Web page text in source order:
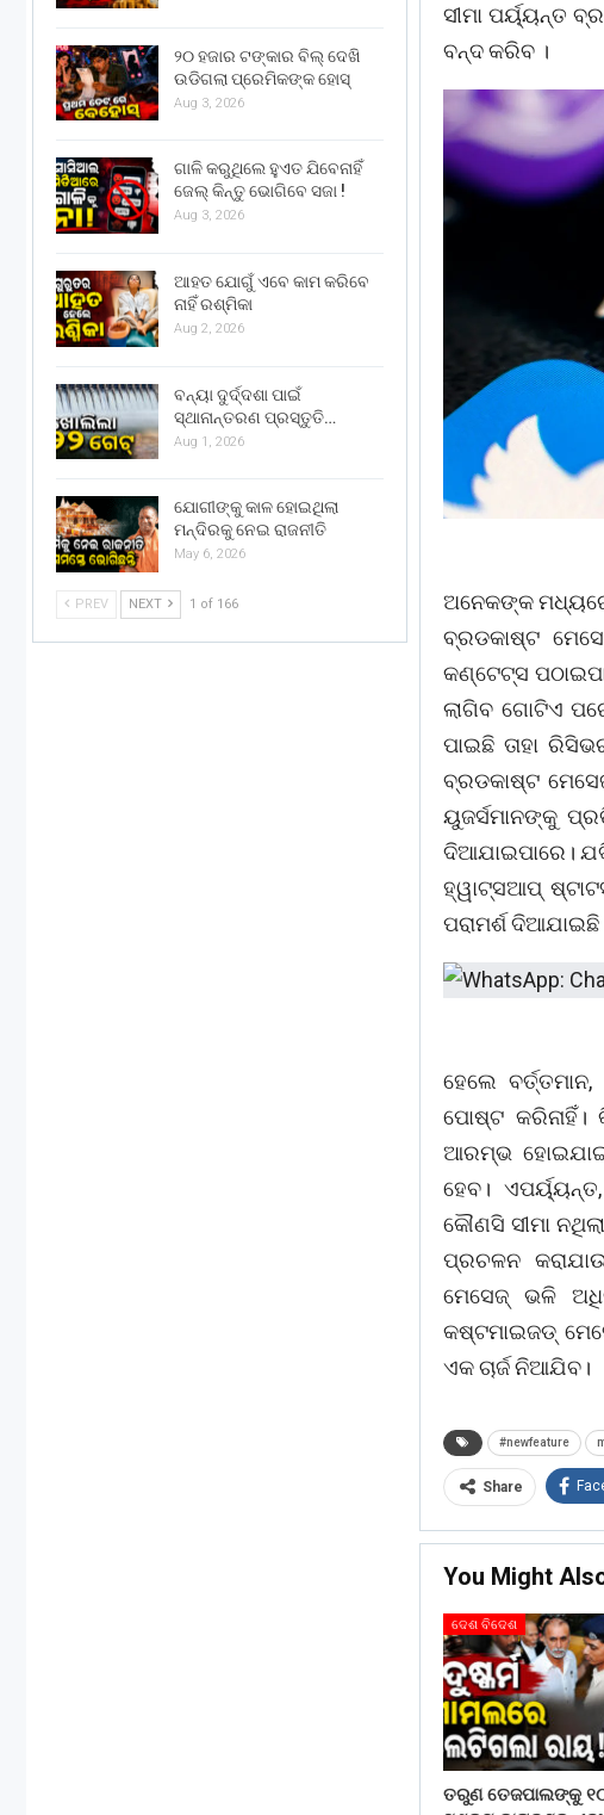
ସୀମା ପର୍ୟ୍ୟନ୍ତ
ବନ୍ଦ କରିବ ।
ଅନେକଙ୍କ
ବ୍ରଡକାଷ୍ଟ
କଣ୍ଟେଟ୍ସ
ଲାଗିବ ଗୋଟିଏ
ପାଇଛି ତାହା
ବ୍ରଡକାଷ୍ଟ
ୟୁଜର୍ସମାନଙ୍କୁ
ଦିଆଯାଇପାରେ।
ହ୍ୱାଟ୍ସଆପ୍
ପରାମର୍ଶ
ହେଲେ
ପୋଷ୍ଟ କରିନାହିଁ।
ଆରମ୍ଭ
ହେବ।
କୌଣସି ସୀମା
ପ୍ରଚଳନ
ମେସେଜ୍ ଭଳି
କଷ୍ଟମାଇଜଡ୍
ଏକ ଚାର୍ଜ ନିଆଯିବ।
#newfeature
Share
You Might
ଦେଶ ବିଦେଶ
ତରୁଣ ତେଜପାଲଙ୍କୁ ୧୦
୨୦ ହଜାର ଟଙ୍କାର ବିଲ୍ ଦେଖି
ଉଡିଗଲା ପ୍ରେମିକଙ୍କ ହୋସ୍
Aug 3, 2026
ଗାଳି କରୁଥିଲେ ହୁଏତ ଯିବେନାହିଁ
ଜେଲ୍ କିନ୍ତୁ ଭୋଗିବେ ସଜା !
Aug 3, 2026
ଆହତ ଯୋଗୁଁ ଏବେ କାମ କରିବେ
ନାହିଁ ରଶ୍ମିକା
Aug 2, 2026
ବନ୍ୟା ଦୁର୍ଦ୍ଦଶା ପାଇଁ
ସ୍ଥାନାନ୍ତରଣ ପ୍ରସ୍ତୁତି…
Aug 1, 2026
ଯୋଗୀଙ୍କୁ କାଳ ହୋଇଥିଲା
ମନ୍ଦିରକୁ ନେଇ ରାଜନୀତି
May 6, 2026
PREV NEXT 1 of 166